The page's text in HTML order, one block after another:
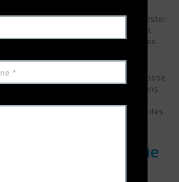
dans les sites industriels
l’objet d’un suivi rigoureux. Pour rester
ne peut être improvisée. Il faut
des mises à jour logicielles et des
de stockage automatisé, propose
expertise repose sur plus de 40 ans
d’installations. Cet article
maintenance efficace et sécurisée des
technique